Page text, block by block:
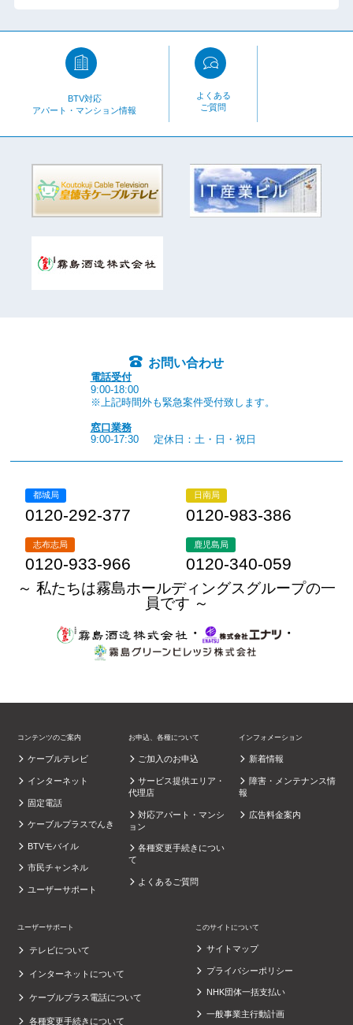
BTV対応
アパート・マンション情報
よくある
ご質問
お問い合わせ
電話受付
9:00-18:00
※上記時間外も緊急案件受付致します。
窓口業務
9:00-17:30
定休日：土・日・祝日
都城局
0120-292-377
日南局
0120-983-386
志布志局
0120-933-966
鹿児島局
0120-340-059
～ 私たちは霧島ホールディングスグループの一
員です ～
・
・
コンテンツのご案内
ケーブルテレビ
インターネット
固定電話
ケーブルプラスでんき
BTVモバイル
市民チャンネル
ユーザーサポート
お申込、各種について
ご加入のお申込
サービス提供エリア・
代理店
対応アパート・マンシ
ョン
各種変更手続きについ
て
よくあるご質問
インフォメーション
新着情報
障害・メンテナンス情
報
広告料金案内
ユーザーサポート
テレビについて
インターネットについて
ケーブルプラス電話について
各種変更手続きについて
このサイトについて
サイトマップ
プライバシーポリシー
NHK団体一括支払い
一般事業主行動計画